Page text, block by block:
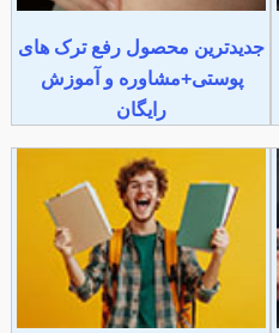
جدیدترین محصول رفع ترک های
پوستی+مشاوره و آموزش
رایگان